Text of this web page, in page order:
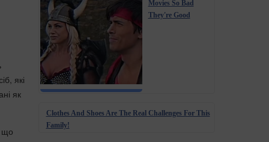
які
як
що
Movies So Bad
They're Good
Clothes And Shoes Are The Real Challenges For This
Family!